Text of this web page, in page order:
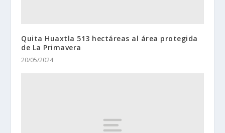
Quita Huaxtla 513 hectáreas al área protegida
de La Primavera
20/05/2024